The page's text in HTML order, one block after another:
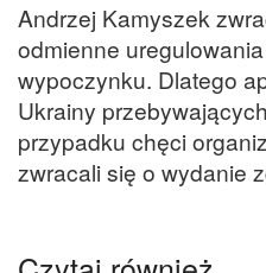
Andrzej Kamyszek
odmienne
wypoczynku. Dlatego
Ukrainy
przypadku chęci
zwracali się o wydanie